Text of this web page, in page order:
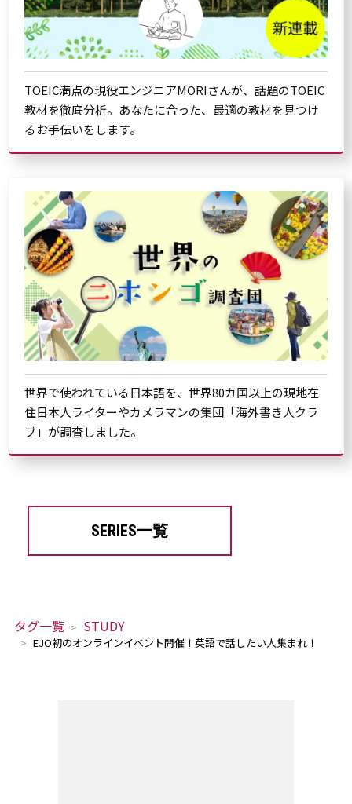
TOEIC満点の現役エンジニアMORIさんが、話題のTOEIC
教材を徹底分析。あなたに合った、最適の教材を見つけ
るお手伝いをします。
世界で使われている日本語を、世界80カ国以上の現地在
住日本人ライターやカメラマンの集団「海外書き人クラ
ブ」が調査しました。
SERIES一覧
タグ一覧 STUDY
EJO初のオンラインイベント開催！英語で話したい人集まれ！